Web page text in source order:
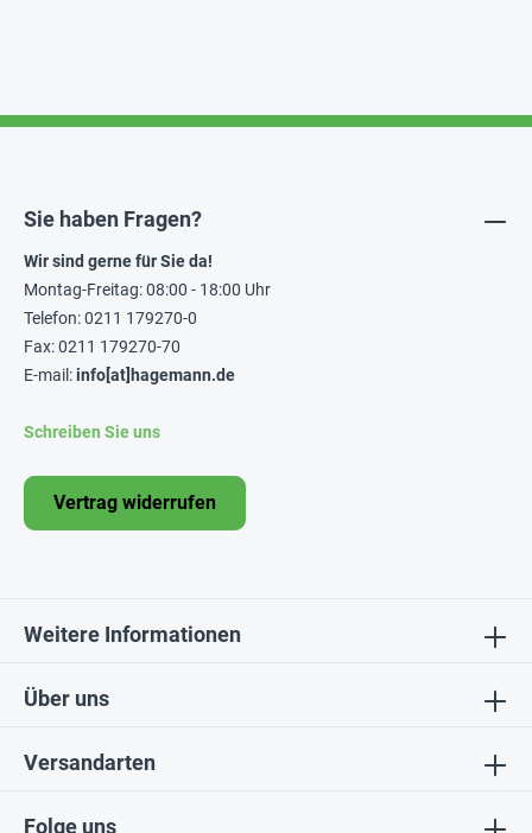
Folge uns
Über uns
Sie haben Fragen?
Wir sind gerne für Sie da!
Montag-Freitag: 08:00 - 18:00 Uhr
Telefon: 0211 179270-0
Fax: 0211 179270-70
E-mail:info[at]hagemann.de
Schreiben Sie uns
Vertrag widerrufen
Weitere Informationen
Versandarten